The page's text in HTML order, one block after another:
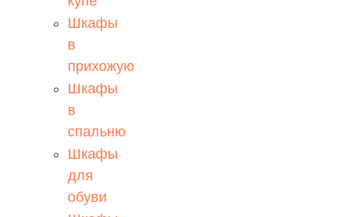
Шкафы
в
прихожую
Шкафы
в
спальню
Шкафы
для
обуви